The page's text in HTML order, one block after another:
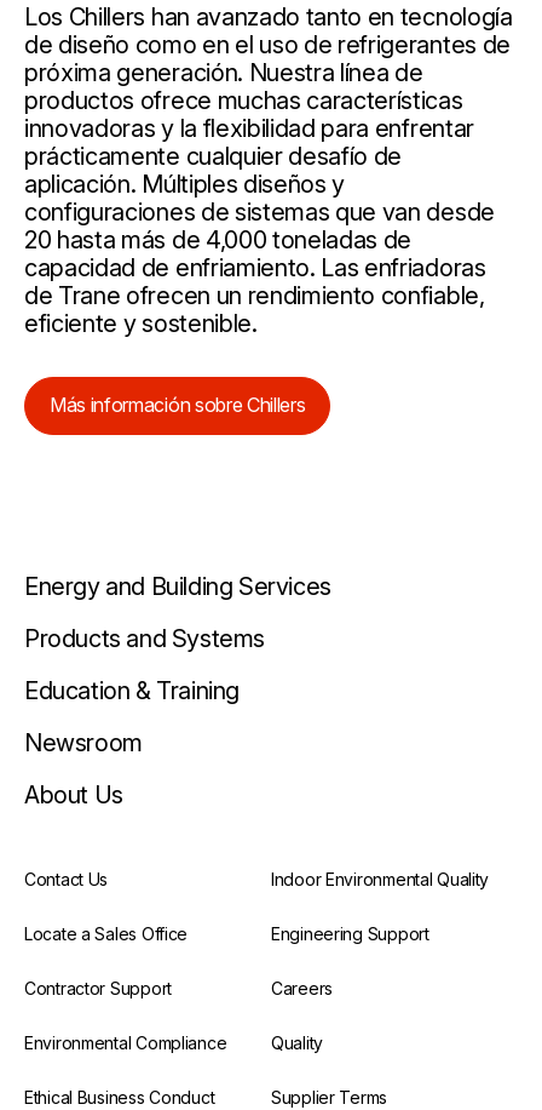
Los Chillers han avanzado tanto en tecnología
de diseño como en el uso de refrigerantes de
próxima generación. Nuestra línea de
productos ofrece muchas características
innovadoras y la flexibilidad para enfrentar
prácticamente cualquier desafío de
aplicación. Múltiples diseños y
configuraciones de sistemas que van desde
20 hasta más de 4,000 toneladas de
capacidad de enfriamiento. Las enfriadoras
de Trane ofrecen un rendimiento confiable,
eficiente y sostenible.
Más información sobre Chillers
Energy and Building Services
Products and Systems
Education & Training
Newsroom
About Us
Contact Us Indoor Environmental Quality
Locate a Sales Office Engineering Support
Contractor Support Careers
Environmental Compliance Quality
Ethical Business Conduct Supplier Terms